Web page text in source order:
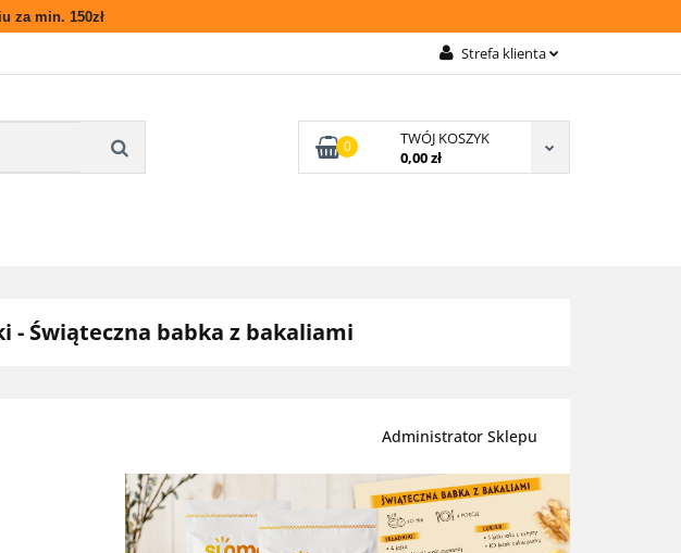
za min. 150zł
Strefa klienta
Zarejestruj się
0
TWÓJ KOSZYK
0,00 zł
PRZEPISY DOSTAWA
- Świąteczna babka z bakaliami
Administrator Sklepu